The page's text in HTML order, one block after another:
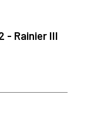
- Rainier III